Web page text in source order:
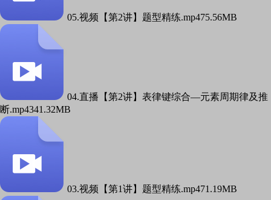
05.视频【第2讲】题型精练.mp475.56MB
04.直播【第2讲】表律键综合—元素周期律及推
断.mp4341.32MB
03.视频【第1讲】题型精练.mp471.19MB